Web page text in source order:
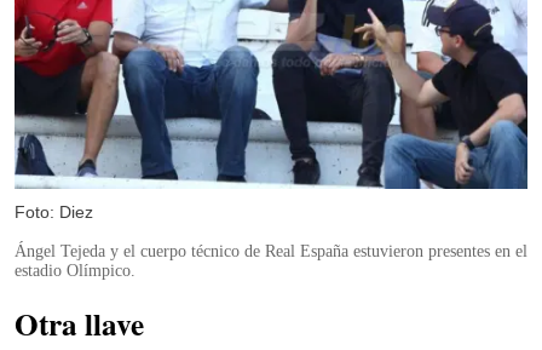
Foto: Diez
Ángel Tejeda y el cuerpo técnico de Real España estuvieron presentes en el
estadio Olímpico.
Otra llave